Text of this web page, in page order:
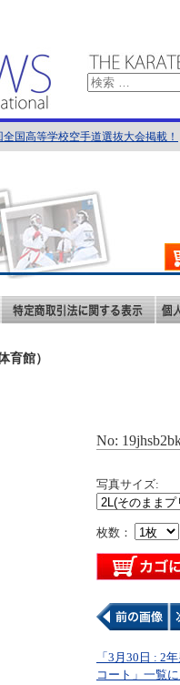
国高等学校空手道選抜大会掲載！
育館）
No:
写真サイズ:
枚数：
「3月30日 : 2
コート」一覧